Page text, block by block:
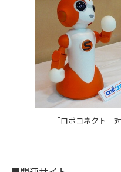
「ロボコネクト」